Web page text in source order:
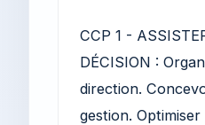
CCP 1 -
DÉCISION :
direction.
gestion.